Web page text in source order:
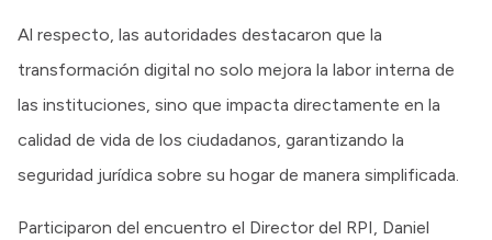
Al respecto, las autoridades destacaron que la
transformación digital no solo mejora la labor interna de
las instituciones, sino que impacta directamente en la
calidad de vida de los ciudadanos, garantizando la
seguridad jurídica sobre su hogar de manera simplificada.
Participaron del encuentro el Director del RPI, Daniel